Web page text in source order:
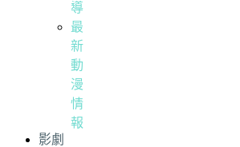
導
最
新
動
漫
情
報
影劇